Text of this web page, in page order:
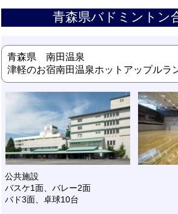
青森県バドミントン
青森県 南田温泉
津軽のお宿南田温泉ホットアップルラ
公共施設
バスケ1面、バレー2面
バド3面、卓球10台